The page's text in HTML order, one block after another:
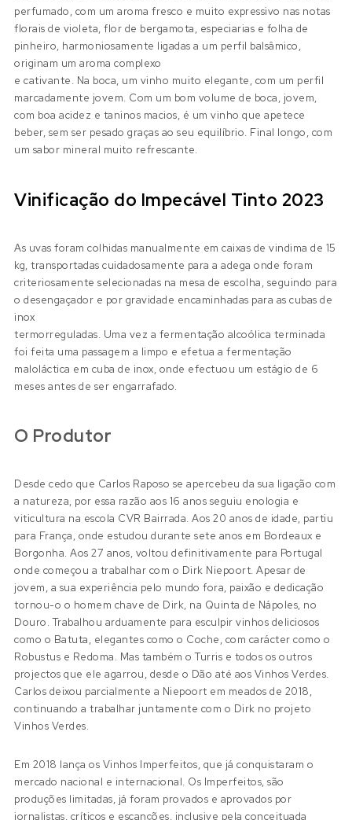
perfumado, com um aroma fresco e muito expressivo nas notas
florais de violeta, flor de bergamota, especiarias e folha de
pinheiro, harmoniosamente ligadas a um perfil balsâmico,
originam um aroma complexo
e cativante. Na boca, um vinho muito elegante, com um perfil
marcadamente jovem. Com um bom volume de boca, jovem,
com boa acidez e taninos macios, é um vinho que apetece
beber, sem ser pesado graças ao seu equilíbrio. Final longo, com
um sabor mineral muito refrescante.
Vinificação do Impecável Tinto 2023
As uvas foram colhidas manualmente em caixas de vindima de 15
kg, transportadas cuidadosamente para a adega onde foram
criteriosamente selecionadas na mesa de escolha, seguindo para
o desengaçador e por gravidade encaminhadas para as cubas de
inox
termorreguladas. Uma vez a fermentação alcoólica terminada
foi feita uma passagem a limpo e efetua a fermentação
maloláctica em cuba de inox, onde efectuou um estágio de 6
meses antes de ser engarrafado.
O Produtor
Desde cedo que Carlos Raposo se apercebeu da sua ligação com
a natureza, por essa razão aos 16 anos seguiu enologia e
viticultura na escola CVR Bairrada. Aos 20 anos de idade, partiu
para França, onde estudou durante sete anos em Bordeaux e
Borgonha. Aos 27 anos, voltou definitivamente para Portugal
onde começou a trabalhar com o Dirk Niepoort. Apesar de
jovem, a sua experiência pelo mundo fora, paixão e dedicação
tornou-o o homem chave de Dirk, na Quinta de Nápoles, no
Douro. Trabalhou arduamente para esculpir vinhos deliciosos
como o Batuta, elegantes como o Coche, com carácter como o
Robustus e Redoma. Mas também o Turris e todos os outros
projectos que ele agarrou, desde o Dão até aos Vinhos Verdes.
Carlos deixou parcialmente a Niepoort em meados de 2018,
continuando a trabalhar juntamente com o Dirk no projeto
Vinhos Verdes.
Em 2018 lança os Vinhos Imperfeitos, que já conquistaram o
mercado nacional e internacional. Os Imperfeitos, são
produções limitadas, já foram provados e aprovados por
jornalistas, críticos e escanções, inclusive pela conceituada